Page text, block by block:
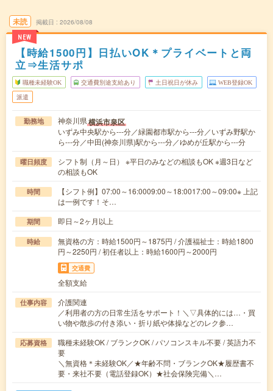
未読
NEW
掲載日 2026/08/08
【時給1500円】日払いOK＊プライベートと両
立⇒生活サポ
職種未経験OK 交通費別途支給あり 土日祝日が休み WEB登録OK
派遣
勤務地 神奈川県横浜市泉区
いずみ中央駅から---分／緑園都市駅から---分／いずみ野駅か
ら---分／中田(神奈川県)駅から---分／ゆめが丘駅から---分
曜日頻度
シフト制（月～日） ※平日のみなどの相談もOK ※週3日など
の相談もOK
時間
【シフト例】07:00～16:0009:00～18:0017:00～09:00※ 上記
は一例です！そ…
期間 即日～2ヶ月以上
時給
無資格の方：時給1500円～1875円 / 介護福祉士：時給1800
円～2250円 / 初任者以上：時給1600円～2000円
交通費
全額支給
仕事内容
介護関連
／利用者の方の日常生活をサポート！＼▽具体的には…・買
い物や散歩の付き添い・折り紙や体操などのレク参…
応募資格
職種未経験OK / ブランクOK / パソコンスキル不要 / 英語力不
要
＼無資格＊未経験OK／★年齢不問・ブランクOK★履歴書不
要・来社不要（電話登録OK）★社会保険完備＼…